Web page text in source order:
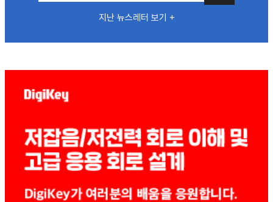
지난 뉴스레터 보기 +